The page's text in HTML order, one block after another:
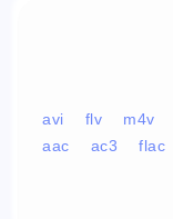
avi flv m4v
aac
ac3 flac